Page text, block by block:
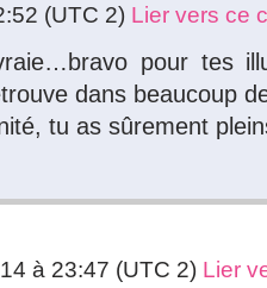
(UTC 2) Lier vers ce
pour tes
dans beaucoup
tu as sûrement
à 23:47 (UTC 2) Lier